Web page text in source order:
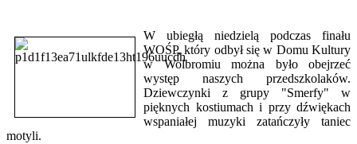
W ubiegłą niedzielą podczas finału
WOŚP, który odbył się w Domu Kultury
w Wolbromiu można było obejrzeć
występ naszych przedszkolaków.
Dziewczynki z grupy "Smerfy" w
pięknych kostiumach i przy dźwiękach
wspaniałej muzyki zatańczyły taniec
motyli.